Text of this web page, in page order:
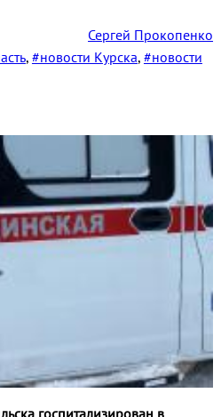
Сергей Прокопенко
, #новости Курска, #новости
госпитализирован в